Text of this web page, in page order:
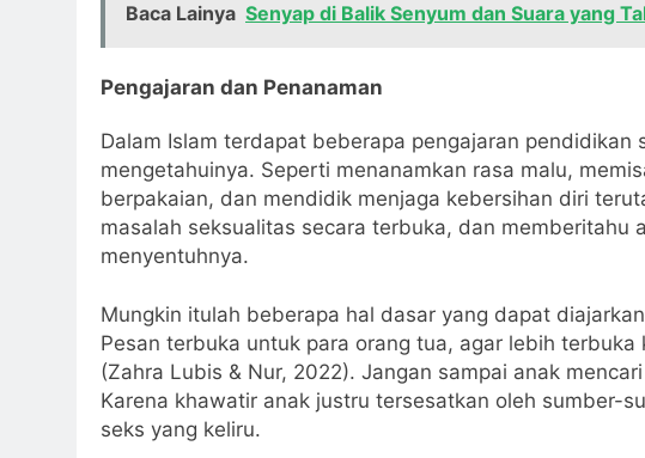
Baca Lainya Senyap di Balik Senyum dan Suara yang
Pengajaran dan Penanaman
Dalam Islam terdapat beberapa pengajaran
mengetahuinya. Seperti menanamkan rasa malu,
berpakaian, dan mendidik menjaga kebersihan diri
masalah seksualitas secara terbuka, dan memberitahu
menyentuhnya.
Mungkin itulah beberapa hal dasar yang dapat
Pesan terbuka untuk para orang tua, agar lebih
(Zahra Lubis & Nur, 2022). Jangan sampai anak
Karena khawatir anak justru tersesatkan oleh sumber-
seks yang keliru.